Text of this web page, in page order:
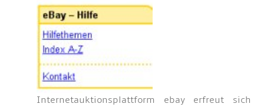
Internetauktionsplattform ebay erfreut sich